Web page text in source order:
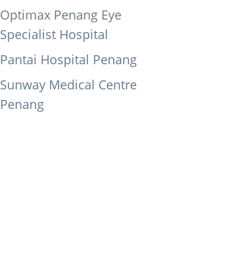
Optimax Penang Eye
Specialist Hospital
Pantai Hospital Penang
Sunway Medical Centre
Penang